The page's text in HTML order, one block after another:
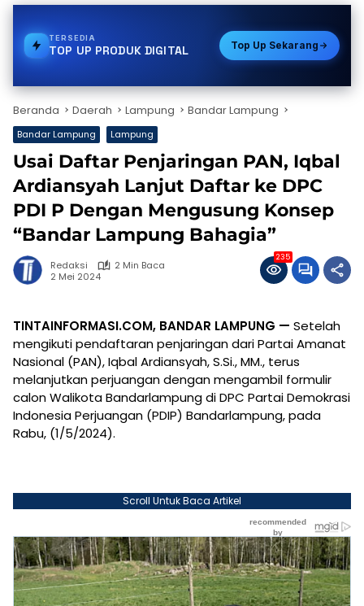
TERSEDIA
TOP UP PRODUK DIGITAL Top Up Sekarang
Beranda Daerah Lampung Bandar Lampung
Bandar Lampung Lampung
Usai Daftar Penjaringan PAN, Iqbal
Ardiansyah Lanjut Daftar ke DPC
PDI P Dengan Mengusung Konsep
“Bandar Lampung Bahagia”
Redaksi
2 Min Baca
2 Mei 2024
235
TINTAINFORMASI.COM, BANDAR LAMPUNG — Setelah
mengikuti pendaftaran penjaringan dari Partai Amanat
Nasional (PAN), Iqbal Ardiansyah, S.Si., MM., terus
melanjutkan perjuangan dengan mengambil formulir
calon Walikota Bandarlampung di DPC Partai Demokrasi
Indonesia Perjuangan (PDIP) Bandarlampung, pada
Rabu, (1/5/2024).
Scroll Untuk Baca Artikel